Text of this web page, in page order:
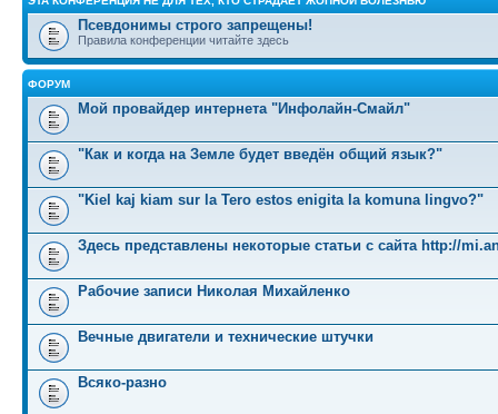
Псевдонимы строго запрещены!
Правила конференции читайте здесь
ФОРУМ
Мой провайдер интернета "Инфолайн-Смайл"
"Как и когда на Земле будет введён общий язык?"
"Kiel kaj kiam sur la Tero estos enigita la komuna lingvo?"
Здесь представлены некоторые статьи с сайта http://
Рабочие записи Николая Михайленко
Вечные двигатели и технические штучки
Всяко-разно